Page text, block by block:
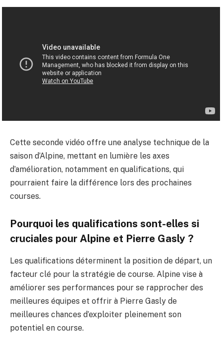
Cette seconde vidéo offre une analyse technique de la
saison d’Alpine, mettant en lumière les axes
d’amélioration, notamment en qualifications, qui
pourraient faire la différence lors des prochaines
courses.
Pourquoi les qualifications sont-elles si
cruciales pour Alpine et Pierre Gasly ?
Les qualifications déterminent la position de départ, un
facteur clé pour la stratégie de course. Alpine vise à
améliorer ses performances pour se rapprocher des
meilleures équipes et offrir à Pierre Gasly de
meilleures chances d’exploiter pleinement son
potentiel en course.